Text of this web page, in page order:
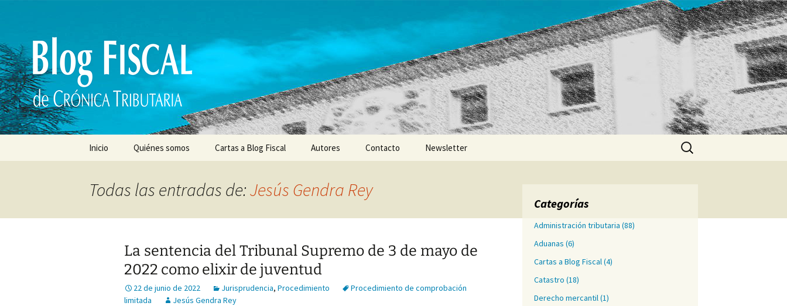
Inicio Quiénes somos Cartas a Blog Fiscal Autores Contacto Newsletter
Buscar:
Todas las entradas de:Jesús Gendra Rey
La sentencia del Tribunal Supremo de 3 de mayo de
2022 como elixir de juventud
22 de junio de 2022 Jurisprudencia, Procedimiento
Procedimiento de comprobación
limitada
Jesús Gendra Rey
Categorías
Administración tributaria (88)
Aduanas (6)
Cartas a Blog Fiscal(4)
Catastro (18)
Derecho mercantil(1)